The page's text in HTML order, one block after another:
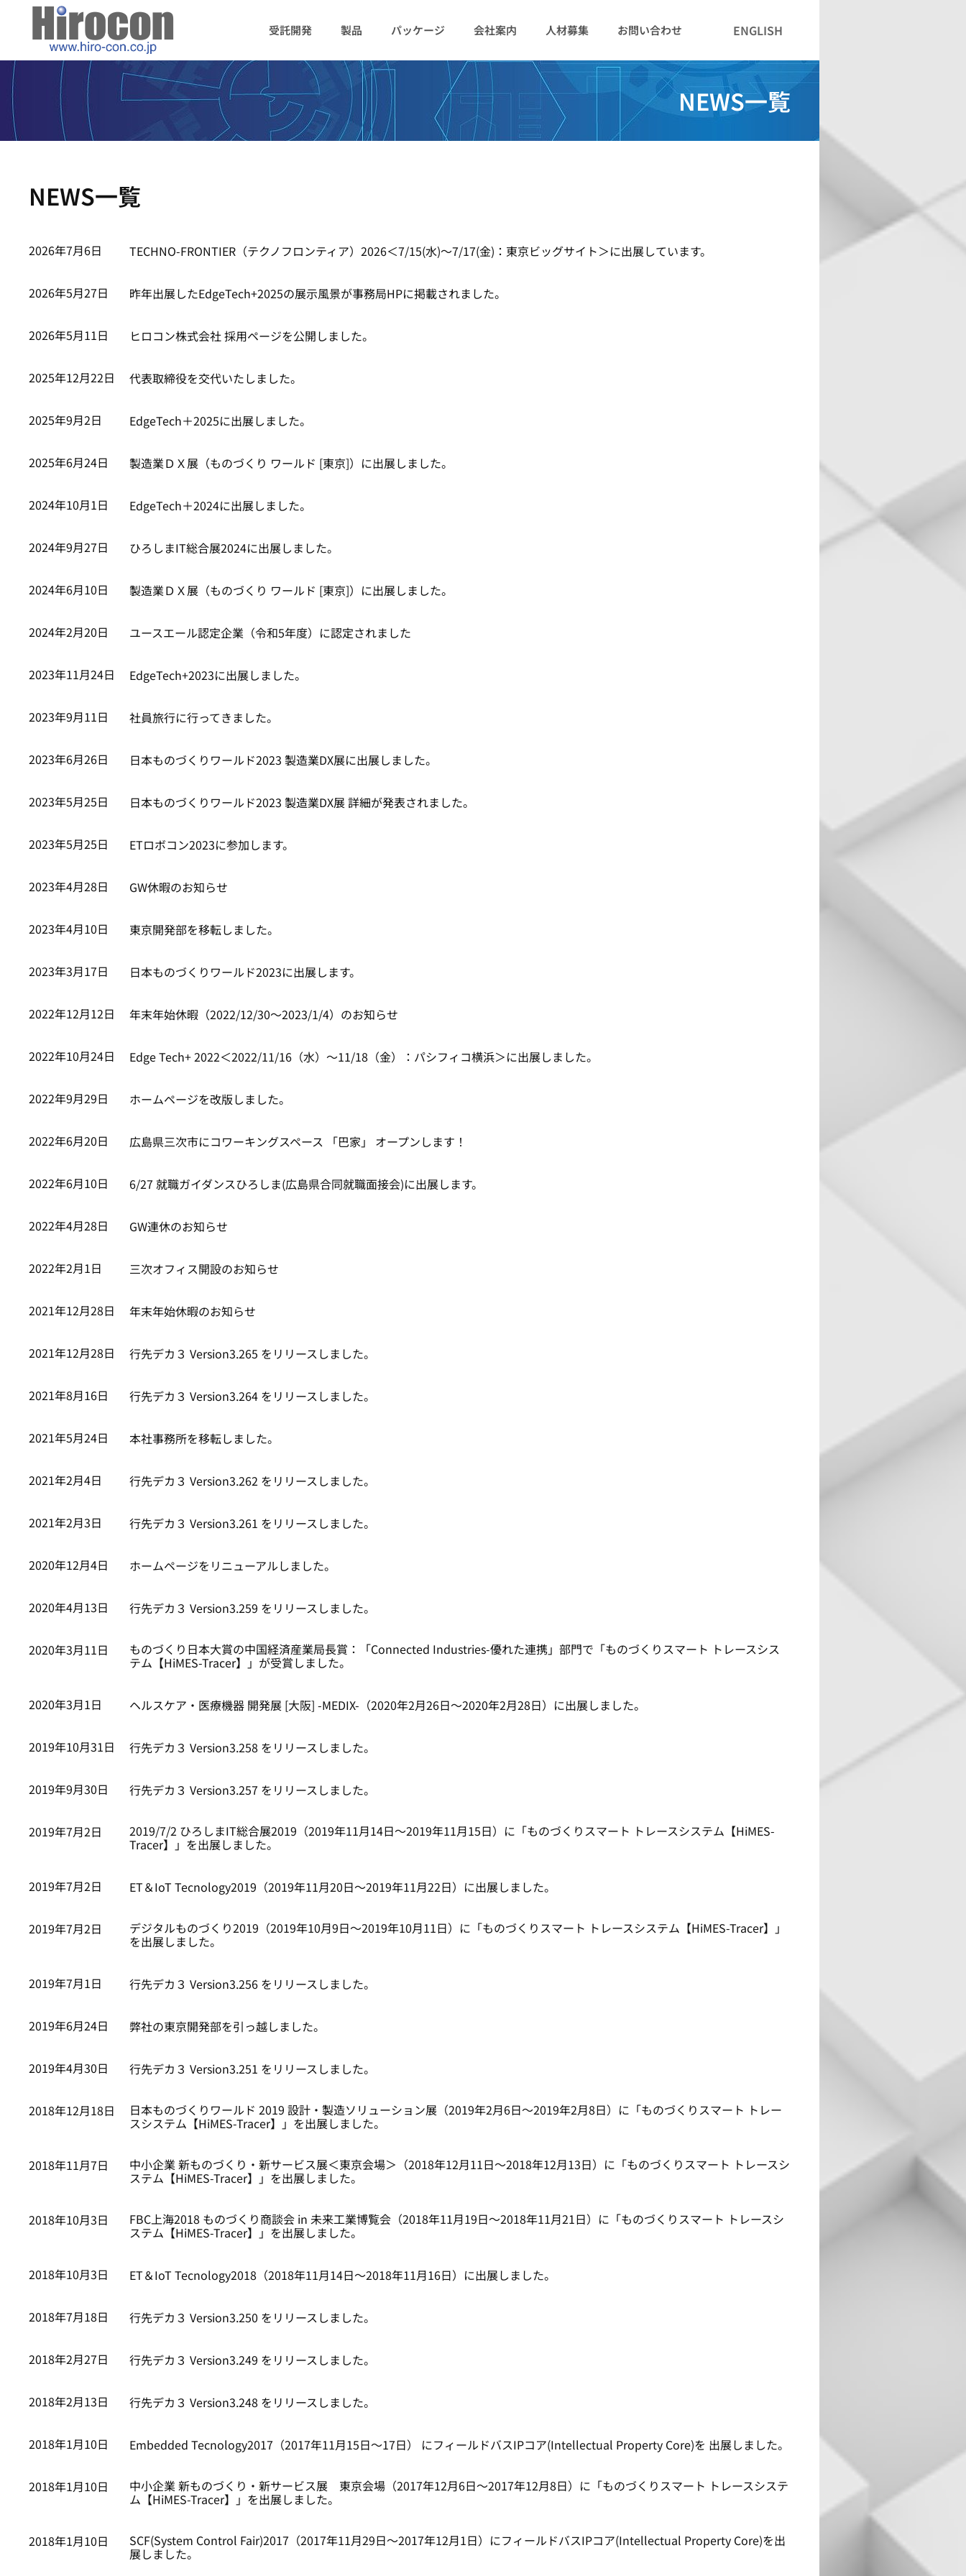
受託開発 製品 パッケージ 会社案内 人材募集 お問い合わせ ENGLISH
NEWS一覧
NEWS一覧
TECHNO-FRONTIER（テクノフロンティア）2026＜7/15(水)～7/17(金)：東京ビッグサイト＞に出展しています。
2026年7月6日
昨年出展したEdgeTech+2025の展示風景が事務局HPに掲載されました。
2026年5月27日
ヒロコン株式会社 採用ページを公開しました。
2026年5月11日
代表取締役を交代いたしました。
2025年12月22日
EdgeTech＋2025に出展しました。
2025年9月2日
製造業ＤＸ展（ものづくり ワールド [東京]）に出展しました。
2025年6月24日
EdgeTech＋2024に出展しました。
2024年10月1日
ひろしまIT総合展2024に出展しました。
2024年9月27日
製造業ＤＸ展（ものづくり ワールド [東京]）に出展しました。
2024年6月10日
ユースエール認定企業（令和5年度）に認定されました
2024年2月20日
EdgeTech+2023に出展しました。
2023年11月24日
社員旅行に行ってきました。
2023年9月11日
日本ものづくりワールド2023 製造業DX展に出展しました。
2023年6月26日
日本ものづくりワールド2023 製造業DX展 詳細が発表されました。
2023年5月25日
ETロボコン2023に参加します。
2023年5月25日
GW休暇のお知らせ
2023年4月28日
東京開発部を移転しました。
2023年4月10日
日本ものづくりワールド2023に出展します。
2023年3月17日
年末年始休暇（2022/12/30～2023/1/4）のお知らせ
2022年12月12日
Edge Tech+ 2022＜2022/11/16（水）～11/18（金）：パシフィコ横浜＞に出展しました。
2022年10月24日
ホームページを改版しました。
2022年9月29日
広島県三次市にコワーキングスペース 「巴家」 オープンします！
2022年6月20日
6/27 就職ガイダンスひろしま(広島県合同就職面接会)に出展します。
2022年6月10日
GW連休のお知らせ
2022年4月28日
三次オフィス開設のお知らせ
2022年2月1日
年末年始休暇のお知らせ
2021年12月28日
行先デカ３ Version3.265 をリリースしました。
2021年12月28日
行先デカ３ Version3.264 をリリースしました。
2021年8月16日
本社事務所を移転しました。
2021年5月24日
行先デカ３ Version3.262 をリリースしました。
2021年2月4日
行先デカ３ Version3.261 をリリースしました。
2021年2月3日
ホームページをリニューアルしました。
2020年12月4日
行先デカ３ Version3.259 をリリースしました。
2020年4月13日
ものづくり日本大賞の中国経済産業局長賞：「Connected Industries-優れた連携」部門で「ものづくりスマート トレースシス
テム【HiMES-Tracer】」が受賞しました。
2020年3月11日
ヘルスケア・医療機器 開発展 [大阪] -MEDIX-（2020年2月26日～2020年2月28日）に出展しました。
2020年3月1日
行先デカ３ Version3.258 をリリースしました。
2019年10月31日
行先デカ３ Version3.257 をリリースしました。
2019年9月30日
2019/7/2 ひろしまIT総合展2019（2019年11月14日～2019年11月15日）に「ものづくりスマート トレースシステム【HiMES-
Tracer】」を出展しました。
2019年7月2日
ET＆IoT Tecnology2019（2019年11月20日～2019年11月22日）に出展しました。
2019年7月2日
デジタルものづくり2019（2019年10月9日～2019年10月11日）に「ものづくりスマート トレースシステム【HiMES-Tracer】」
を出展しました。
2019年7月2日
行先デカ３ Version3.256 をリリースしました。
2019年7月1日
弊社の東京開発部を引っ越しました。
2019年6月24日
行先デカ３ Version3.251 をリリースしました。
2019年4月30日
日本ものづくりワールド 2019 設計・製造ソリューション展（2019年2月6日～2019年2月8日）に「ものづくりスマート トレー
スシステム【HiMES-Tracer】」を出展しました。
2018年12月18日
中小企業 新ものづくり・新サービス展＜東京会場＞（2018年12月11日～2018年12月13日）に「ものづくりスマート トレースシ
ステム【HiMES-Tracer】」を出展しました。
2018年11月7日
FBC上海2018 ものづくり商談会 in 未来工業博覧会（2018年11月19日～2018年11月21日）に「ものづくりスマート トレースシ
ステム【HiMES-Tracer】」を出展しました。
2018年10月3日
ET＆IoT Tecnology2018（2018年11月14日～2018年11月16日）に出展しました。
2018年10月3日
行先デカ３ Version3.250 をリリースしました。
2018年7月18日
行先デカ３ Version3.249 をリリースしました。
2018年2月27日
行先デカ３ Version3.248 をリリースしました。
2018年2月13日
Embedded Tecnology2017（2017年11月15日～17日） にフィールドバスIPコア(Intellectual Property Core)を 出展しました。
2018年1月10日
中小企業 新ものづくり・新サービス展 東京会場（2017年12月6日～2017年12月8日）に「ものづくりスマート トレースシステ
ム【HiMES-Tracer】」を出展しました。
2018年1月10日
SCF(System Control Fair)2017（2017年11月29日～2017年12月1日）にフィールドバスIPコア(Intellectual Property Core)を出
展しました。
2018年1月10日